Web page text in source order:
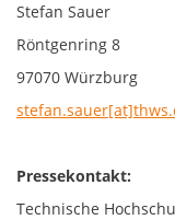
Stefan Sauer
Röntgenring 8
97070 Würzburg
Pressekontakt:
Technische